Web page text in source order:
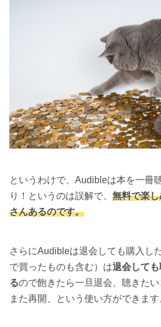
というわけで、Audibleは本を一冊
り！というのは誤解で、 無料で楽
さんあるのです。
さらにAudibleは退会しても購入し
で買ったものも含む）は退会して
るので飽きたら一旦退会、聴きた
また再開、という使い方ができます